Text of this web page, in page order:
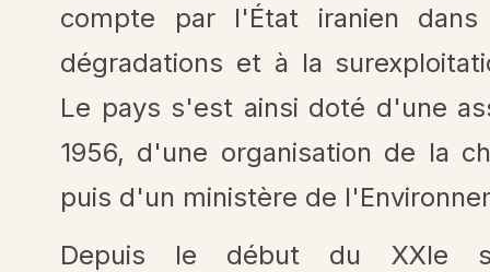
compte par l'État iranien
dégradations et à la
Le pays s'est ainsi doté d'une
1956, d'une organisation de la
puis d'un ministère de
Depuis le début du XXIe